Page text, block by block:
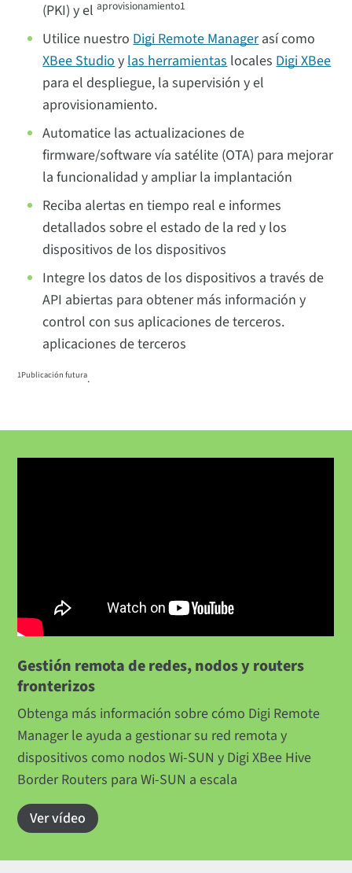
(PKI) y elaprovisionamiento1
Utilice nuestro Digi Remote Managerasí como
XBee Studio y las herramientas locales Digi XBee
para el despliegue, la supervisión y el
aprovisionamiento.
Automatice las actualizaciones de
firmware/software vía satélite (OTA) para mejorar
la funcionalidad y ampliar la implantación
Reciba alertas en tiempo real e informes
detallados sobre el estado de la red y los
dispositivos de los dispositivos
Integre los datos de los dispositivos a través de
API abiertas para obtener más información y
control con sus aplicaciones de terceros.
aplicaciones de terceros
1Publicación futura.
Gestión remota de redes, nodos y routers
fronterizos
Obtenga más información sobre cómo Digi Remote
Manager le ayuda a gestionar su red remota y
dispositivos como nodos Wi-SUN y Digi XBee Hive
Border Routers para Wi-SUN a escala
Ver vídeo